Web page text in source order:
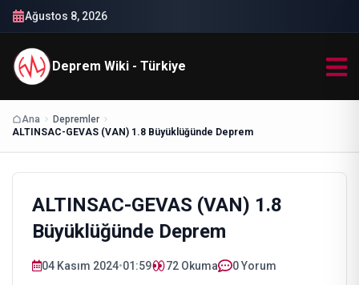
Ağustos 8, 2026
Deprem Wiki - Türkiye
Ana
Depremler
ALTINSAC-GEVAS (VAN) 1.8 Büyüklüğünde Deprem
ALTINSAC-GEVAS (VAN) 1.8
Büyüklüğünde Deprem
04 Kasım 2024•01:59 72 Okuma 0 Yorum